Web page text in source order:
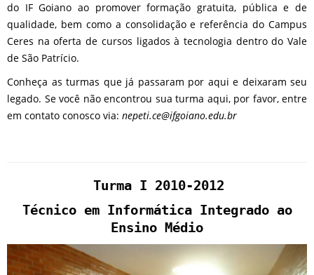
do IF Goiano ao promover formação gratuita, pública e de
qualidade, bem como a consolidação e referência do Campus
Ceres na oferta de cursos ligados à tecnologia dentro do Vale
de São Patrício.
Conheça as turmas que já passaram por aqui e deixaram seu
legado. Se você não encontrou sua turma aqui, por favor, entre
em contato conosco via: nepeti.ce@ifgoiano.edu.br
Turma I 2010-2012
Técnico em Informática Integrado ao
Ensino Médio